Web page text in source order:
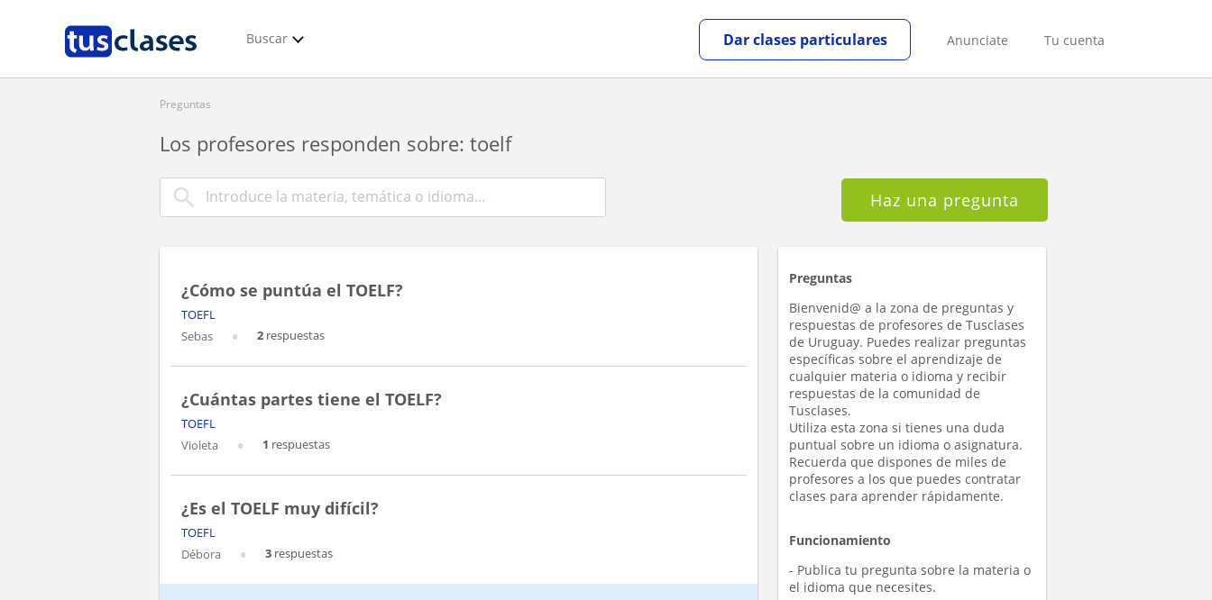
Buscar Anunciate Tu cuenta
Dar clases particulares
Preguntas
Los profesores responden sobre: toelf
Haz una pregunta
¿Cómo se puntúa el TOELF?
TOEFL
Sebas
2 respuestas
¿Cuántas partes tiene el TOELF?
TOEFL
Violeta
1 respuestas
¿Es el TOELF muy difícil?
TOEFL
Débora
3 respuestas
Preguntas
Bienvenid@ a la zona de preguntas y
respuestas de profesores de Tusclases
de Uruguay. Puedes realizar preguntas
específicas sobre el aprendizaje de
cualquier materia o idioma y recibir
respuestas de la comunidad de
Tusclases.
Utiliza esta zona si tienes una duda
puntual sobre un idioma o asignatura.
Recuerda que dispones de miles de
profesores a los que puedes contratar
clases para aprender rápidamente.
Funcionamiento
- Publica tu pregunta sobre la materia o
el idioma que necesites.